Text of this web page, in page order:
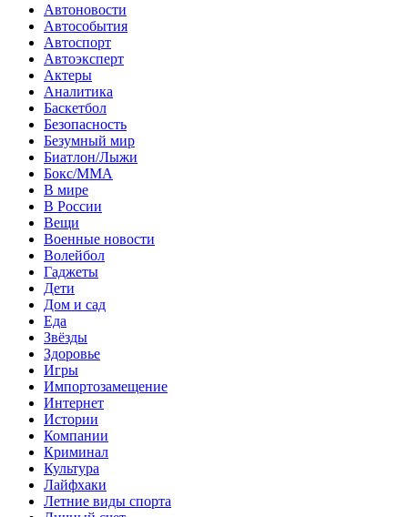
Автоновости
Автособытия
Автоспорт
Автоэксперт
Актеры
Аналитика
Баскетбол
Безопасность
Безумный мир
Биатлон/Лыжи
Бокс/MMA
В мире
В России
Вещи
Военные новости
Волейбол
Гаджеты
Дети
Дом и сад
Еда
Звёзды
Здоровье
Игры
Импортозамещение
Интернет
Истории
Компании
Криминал
Культура
Лайфхаки
Летние виды спорта